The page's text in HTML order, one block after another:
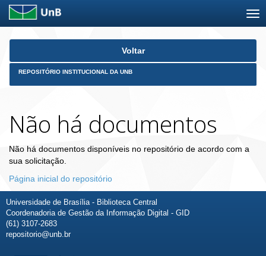
Skip
Voltar
REPOSITÓRIO INSTITUCIONAL DA UNB
Não há documentos
Não há documentos disponíveis no repositório de acordo com a
sua solicitação.
Página inicial do repositório
Universidade de Brasília - Biblioteca Central
Coordenadoria de Gestão da Informação Digital - GID
(61) 3107-2683
repositorio@unb.br